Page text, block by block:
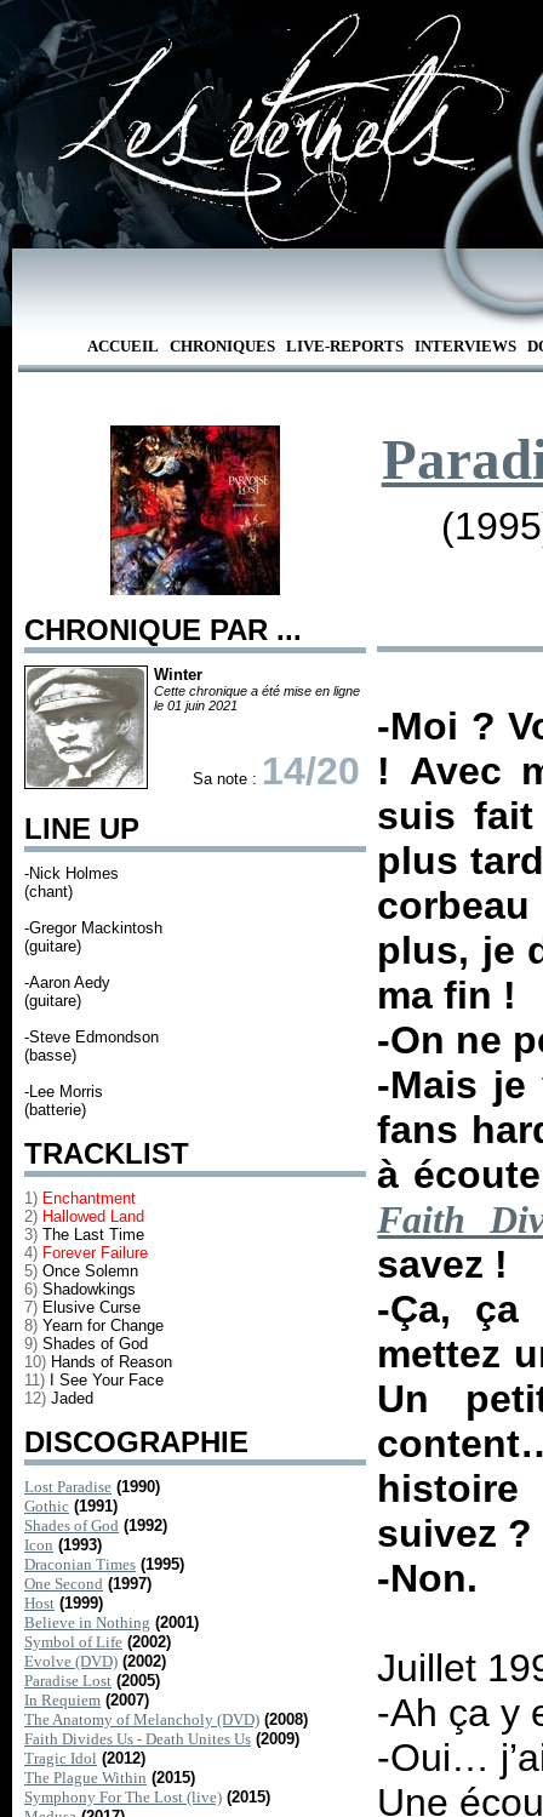
ACCUEIL CHRONIQUES LIVE-REPORTS INTERVIEWS
CHRONIQUE PAR ...
Winter
Cette chronique a été mise en ligne
le 01 juin 2021
Sa note : 14/20
LINE UP
-Nick Holmes
(chant)
-Gregor Mackintosh
(guitare)
-Aaron Aedy
(guitare)
-Steve Edmondson
(basse)
-Lee Morris
(batterie)
TRACKLIST
1) Enchantment
2) Hallowed Land
3) The Last Time
4) Forever Failure
5) Once Solemn
6) Shadowkings
7) Elusive Curse
8) Yearn for Change
9) Shades of God
10) Hands of Reason
11) I See Your Face
12) Jaded
DISCOGRAPHIE
Lost Paradise (1990)
Gothic (1991)
Shades of God (1992)
Icon (1993)
Draconian Times (1995)
One Second (1997)
Host (1999)
Believe in Nothing (2001)
Symbol of Life (2002)
Evolve (DVD) (2002)
Paradise Lost (2005)
In Requiem (2007)
The Anatomy of Melancholy (DVD) (2008)
Faith Divides Us - Death Unites Us (2009)
Tragic Idol (2012)
The Plague Within (2015)
Symphony For The Lost (live) (2015)
-Moi ?
! Avec
suis fait
plus
plus, je
ma fin !
-On ne
-Mais je
fans
à
Faith
savez !
-Ça, ça
mettez
Un
suivez ?
-Non.
Juillet
-Ah ça y
-Oui…
Une